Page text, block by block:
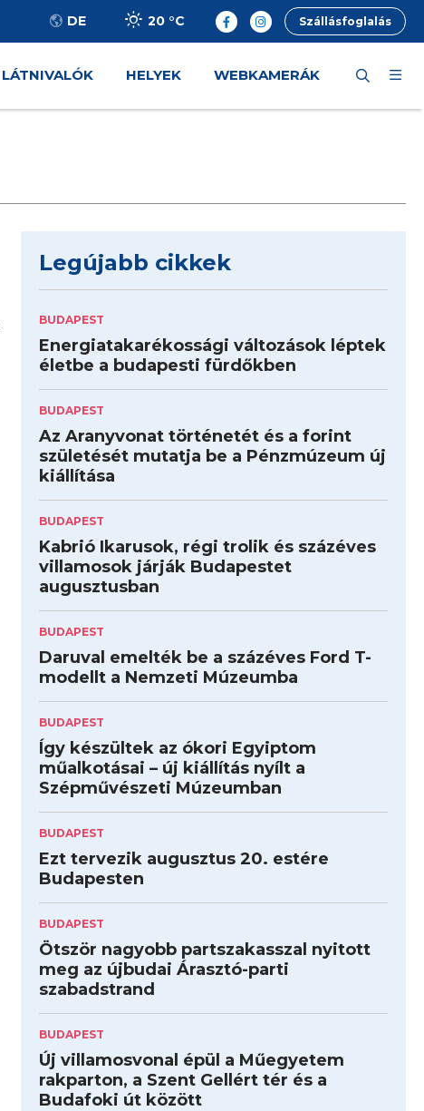
DE 20 °C Szállásfoglalás
LÁTNIVALÓK HELYEK WEBKAMERÁK
Legújabb cikkek
BUDAPEST
Energiatakarékossági változások léptek
életbe a budapesti fürdőkben
BUDAPEST
Az Aranyvonat történetét és a forint
születését mutatja be a Pénzmúzeum új
kiállítása
BUDAPEST
Kabrió Ikarusok, régi trolik és százéves
villamosok járják Budapestet
augusztusban
BUDAPEST
Daruval emelték be a százéves Ford T-
modellt a Nemzeti Múzeumba
BUDAPEST
Így készültek az ókori Egyiptom
műalkotásai – új kiállítás nyílt a
Szépművészeti Múzeumban
BUDAPEST
Ezt tervezik augusztus 20. estére
Budapesten
BUDAPEST
Ötször nagyobb partszakasszal nyitott
meg az újbudai Árasztó-parti
szabadstrand
BUDAPEST
Új villamosvonal épül a Műegyetem
rakparton, a Szent Gellért tér és a
Budafoki út között